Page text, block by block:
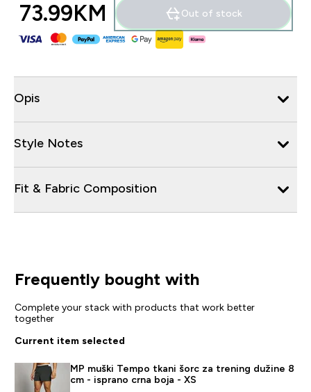
73.99KM‎ Out of stock
Opis
Style Notes
Fit & Fabric Composition
Frequently bought with
Complete your stack with products that work better
together
Current item selected
MP muški Tempo tkani šorc za trening dužine 8
cm - isprano crna boja - XS